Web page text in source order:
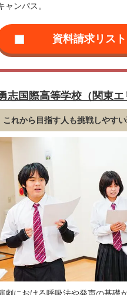
ャンパス。
志国際高等学校（関東エ
これから目指す人も挑戦しやす
劇における呼吸法や発声の基礎